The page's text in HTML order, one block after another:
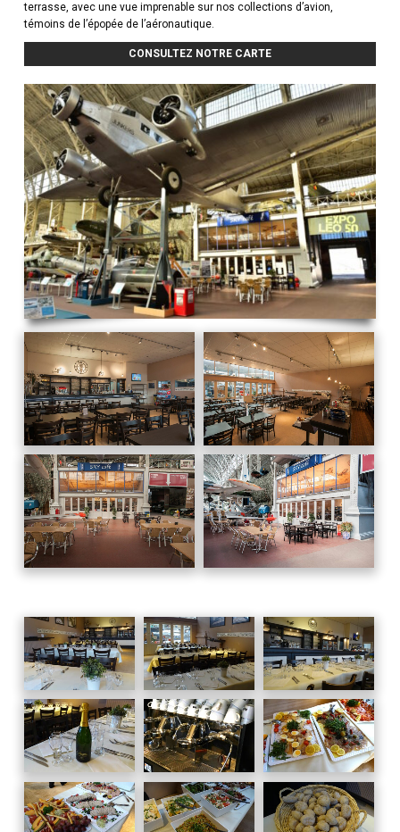
terrasse, avec une vue imprenable sur nos collections d’avion,
témoins de l’épopée de l’aéronautique.
CONSULTEZ NOTRE CARTE